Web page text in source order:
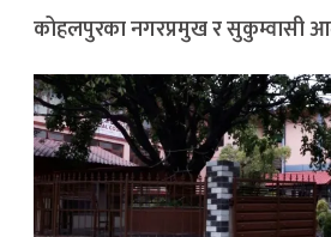
कोहलपुरका नगरप्रमुख र सुकुम्वासी